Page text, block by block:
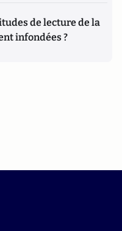
de lecture de la
infondées ?